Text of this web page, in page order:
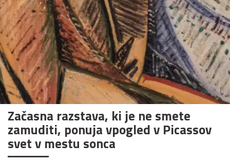
Začasna razstava, ki je ne smete
zamuditi, ponuja vpogled v Picassov
svet v mestu sonca